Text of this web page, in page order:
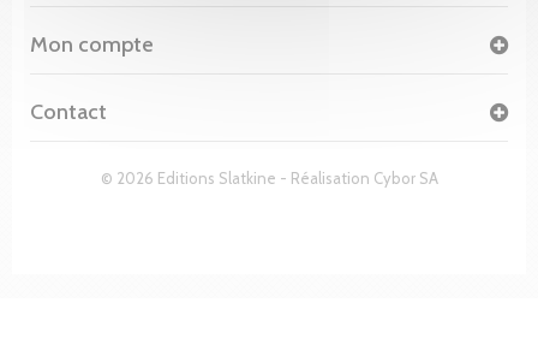
© 2026 Editions Slatkine - Réalisation Cybor SA
Mon compte
Contact